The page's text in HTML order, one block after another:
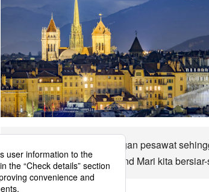
Switzerland Ia hampir dengan pesawat
dan sebagainya. Switzerland Mari kita bersiar-